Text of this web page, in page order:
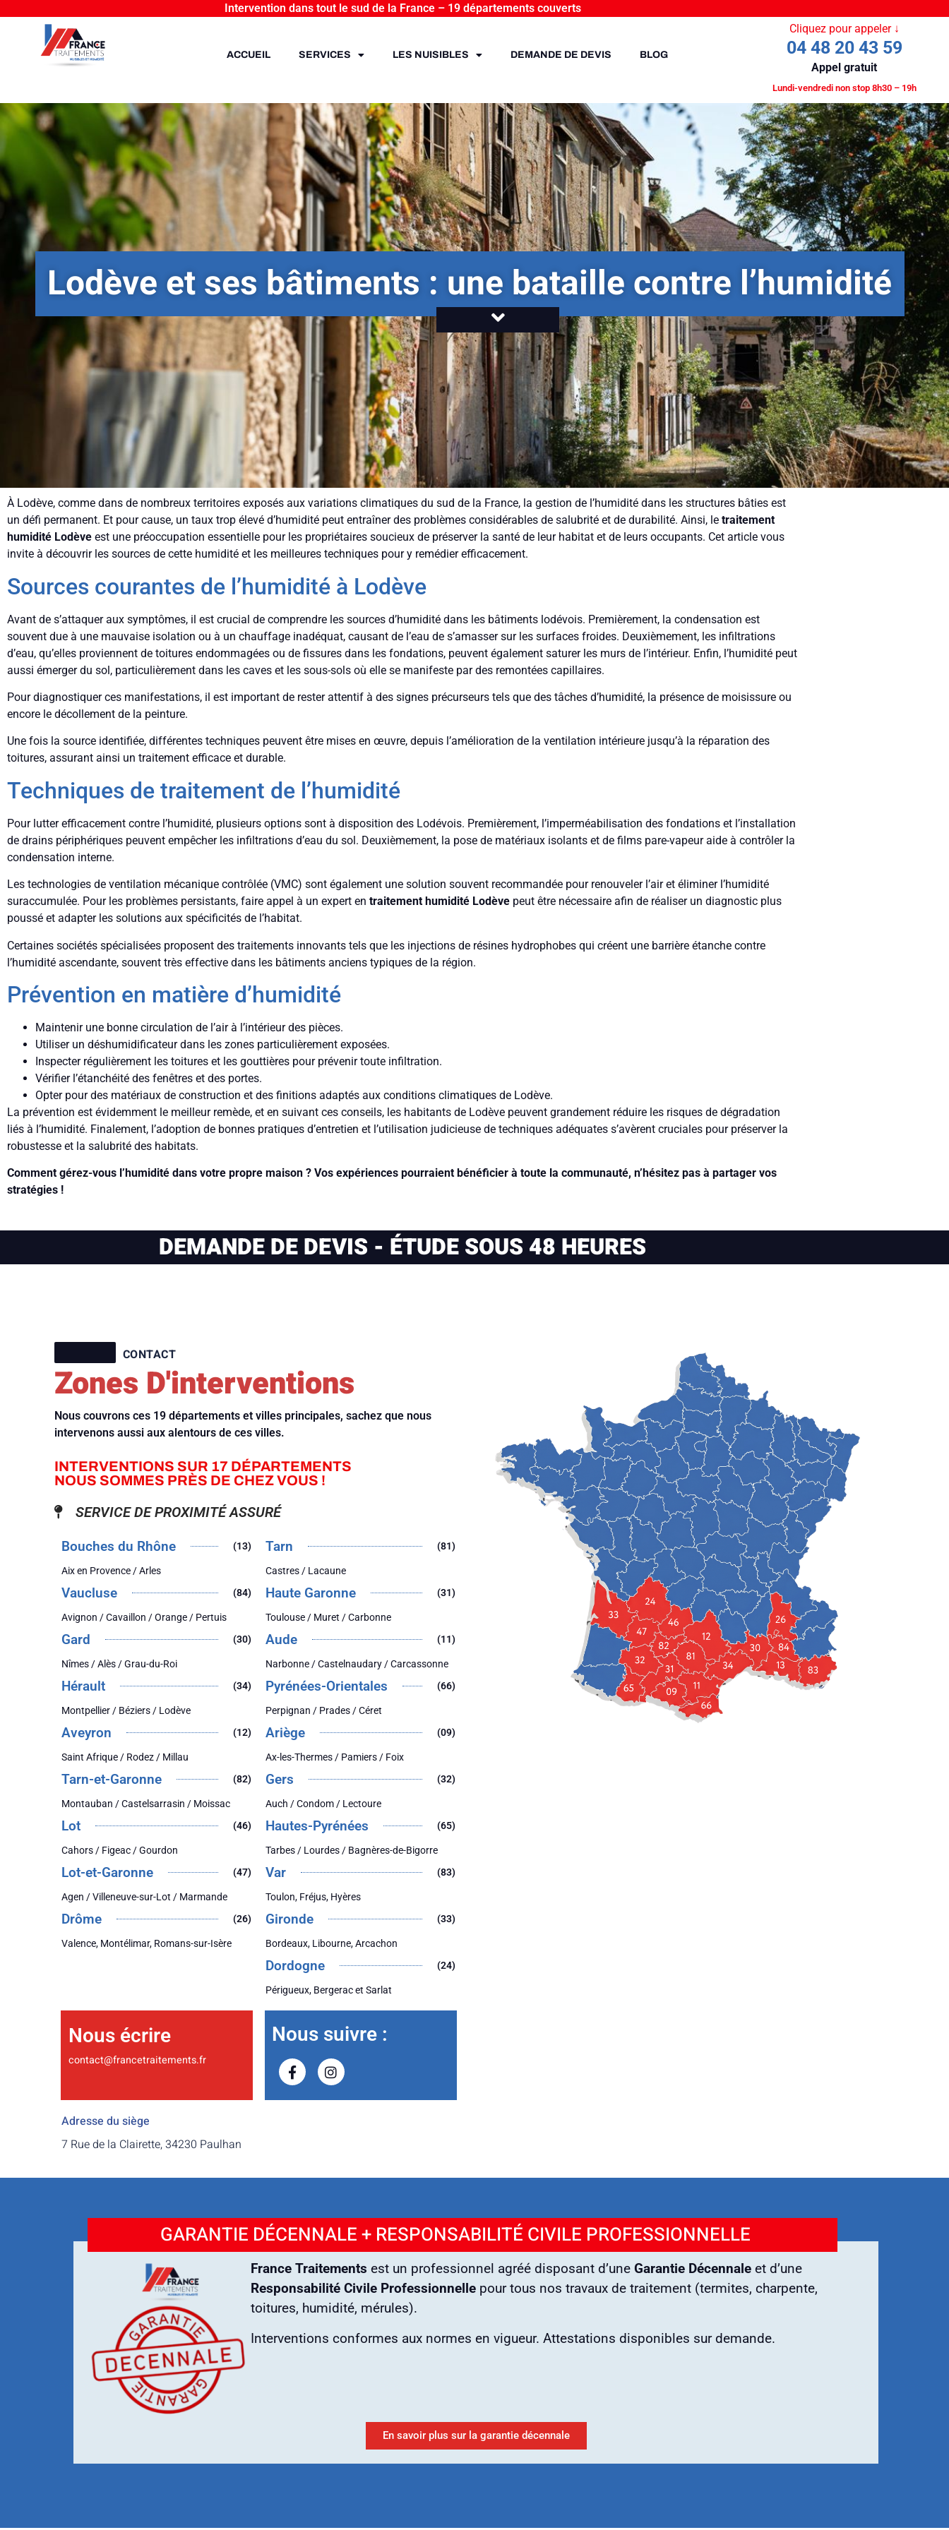
Intervention dans tout le sud de la France – 19 départements couverts
ACCUEIL SERVICES LES NUISIBLES DEMANDE DE DEVIS BLOG
Cliquez pour appeler ↓
04 48 20 43 59
Appel gratuit
Lundi-vendredi non stop 8h30 – 19h
Lodève et ses bâtiments : une bataille contre l’humidité
À Lodève, comme dans de nombreux territoires exposés aux variations climatiques du sud de la France, la gestion de l’humidité dans les structures bâties est
un défi permanent. Et pour cause, un taux trop élevé d’humidité peut entraîner des problèmes considérables de salubrité et de durabilité. Ainsi, le traitement
humidité Lodève est une préoccupation essentielle pour les propriétaires soucieux de préserver la santé de leur habitat et de leurs occupants. Cet article vous
invite à découvrir les sources de cette humidité et les meilleures techniques pour y remédier efficacement.
Sources courantes de l’humidité à Lodève
Avant de s’attaquer aux symptômes, il est crucial de comprendre les sources d’humidité dans les bâtiments lodévois. Premièrement, la condensation est
souvent due à une mauvaise isolation ou à un chauffage inadéquat, causant de l’eau de s’amasser sur les surfaces froides. Deuxièmement, les infiltrations
d’eau, qu’elles proviennent de toitures endommagées ou de fissures dans les fondations, peuvent également saturer les murs de l’intérieur. Enfin, l’humidité peut
aussi émerger du sol, particulièrement dans les caves et les sous-sols où elle se manifeste par des remontées capillaires.
Pour diagnostiquer ces manifestations, il est important de rester attentif à des signes précurseurs tels que des tâches d’humidité, la présence de moisissure ou
encore le décollement de la peinture.
Une fois la source identifiée, différentes techniques peuvent être mises en œuvre, depuis l’amélioration de la ventilation intérieure jusqu’à la réparation des
toitures, assurant ainsi un traitement efficace et durable.
Techniques de traitement de l’humidité
Pour lutter efficacement contre l’humidité, plusieurs options sont à disposition des Lodévois. Premièrement, l’imperméabilisation des fondations et l’installation
de drains périphériques peuvent empêcher les infiltrations d’eau du sol. Deuxièmement, la pose de matériaux isolants et de films pare-vapeur aide à contrôler la
condensation interne.
Les technologies de ventilation mécanique contrôlée (VMC) sont également une solution souvent recommandée pour renouveler l’air et éliminer l’humidité
suraccumulée. Pour les problèmes persistants, faire appel à un expert en traitement humidité Lodève peut être nécessaire afin de réaliser un diagnostic plus
poussé et adapter les solutions aux spécificités de l’habitat.
Certaines sociétés spécialisées proposent des traitements innovants tels que les injections de résines hydrophobes qui créent une barrière étanche contre
l’humidité ascendante, souvent très effective dans les bâtiments anciens typiques de la région.
Prévention en matière d’humidité
Maintenir une bonne circulation de l’air à l’intérieur des pièces.
Utiliser un déshumidificateur dans les zones particulièrement exposées.
Inspecter régulièrement les toitures et les gouttières pour prévenir toute infiltration.
Vérifier l’étanchéité des fenêtres et des portes.
Opter pour des matériaux de construction et des finitions adaptés aux conditions climatiques de Lodève.
La prévention est évidemment le meilleur remède, et en suivant ces conseils, les habitants de Lodève peuvent grandement réduire les risques de dégradation
liés à l’humidité. Finalement, l’adoption de bonnes pratiques d’entretien et l’utilisation judicieuse de techniques adéquates s’avèrent cruciales pour préserver la
robustesse et la salubrité des habitats.
Comment gérez-vous l’humidité dans votre propre maison ? Vos expériences pourraient bénéficier à toute la communauté, n’hésitez pas à partager vos
stratégies !
DEMANDE DE DEVIS - ÉTUDE SOUS 48 HEURES
CONTACT
Zones D'interventions
Nous couvrons ces 19 départements et villes principales, sachez que nous
intervenons aussi aux alentours de ces villes.
INTERVENTIONS SUR 17 DÉPARTEMENTS
NOUS SOMMES PRÈS DE CHEZ VOUS !
SERVICE DE PROXIMITÉ ASSURÉ
Bouches du Rhône (13)
Aix en Provence / Arles
Vaucluse (84)
Avignon / Cavaillon / Orange / Pertuis
Gard (30)
Nîmes / Alès / Grau-du-Roi
Hérault (34)
Montpellier / Béziers / Lodève
Aveyron (12)
Saint Afrique / Rodez / Millau
Tarn-et-Garonne (82)
Montauban / Castelsarrasin / Moissac
Lot (46)
Cahors / Figeac / Gourdon
Lot-et-Garonne (47)
Agen / Villeneuve-sur-Lot / Marmande
Drôme (26)
Valence, Montélimar, Romans-sur-Isère
Tarn (81)
Castres / Lacaune
Haute Garonne (31)
Toulouse / Muret / Carbonne
Aude (11)
Narbonne / Castelnaudary / Carcassonne
Pyrénées-Orientales (66)
Perpignan / Prades / Céret
Ariège (09)
Ax-les-Thermes / Pamiers / Foix
Gers (32)
Auch / Condom / Lectoure
Hautes-Pyrénées (65)
Tarbes / Lourdes / Bagnères-de-Bigorre
Var (83)
Toulon, Fréjus, Hyères
Gironde (33)
Bordeaux, Libourne, Arcachon
Dordogne (24)
Périgueux, Bergerac et Sarlat
Nous écrire
contact@francetraitements.fr
Nous suivre :
Adresse du siège
7 Rue de la Clairette, 34230 Paulhan
GARANTIE DÉCENNALE + RESPONSABILITÉ CIVILE PROFESSIONNELLE
France Traitements est un professionnel agréé disposant d’uneGarantie Décennale et d’une
Responsabilité Civile Professionnelle pour tous nos travaux de traitement (termites, charpente,
toitures, humidité, mérules).
Interventions conformes aux normes en vigueur. Attestations disponibles sur demande.
En savoir plus sur la garantie décennale